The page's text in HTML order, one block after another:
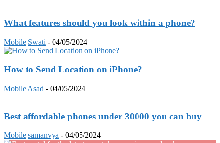
What features should you look within a phone?
Mobile Swati - 04/05/2024
How to Send Location on iPhone?
Mobile Asad - 04/05/2024
Best affordable phones under 30000 you can buy
Mobile samanvya - 04/05/2024